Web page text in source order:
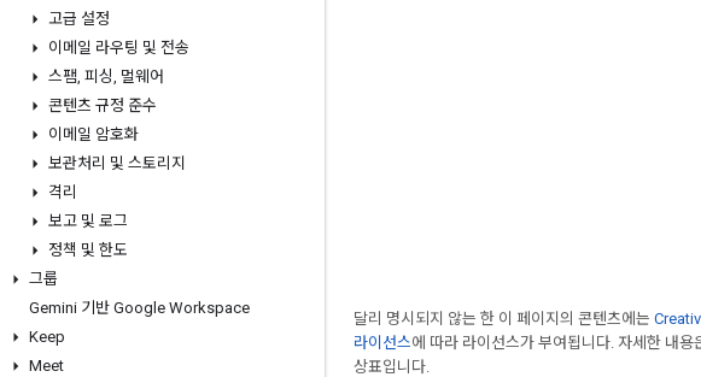
고급 설정
이메일 라우팅 및 전송
스팸, 피싱, 멀웨어
콘텐츠 규정 준수
이메일 암호화
보관처리 및 스토리지
격리
보고 및 로그
정책 및 한도
그룹
Gemini 기반 Google Workspace
Keep
Meet
달리 명시되지 않는 한 이 페이지의 콘텐츠에는
라이선스에 따라 라이선스가 부여됩니다. 자세한 내용
상표입니다.